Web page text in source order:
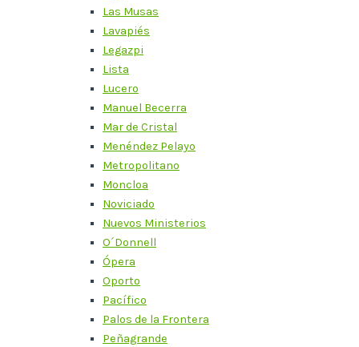
Las Musas
Lavapiés
Legazpi
Lista
Lucero
Manuel Becerra
Mar de Cristal
Menéndez Pelayo
Metropolitano
Moncloa
Noviciado
Nuevos Ministerios
O´Donnell
Ópera
Oporto
Pacífico
Palos de la Frontera
Peñagrande